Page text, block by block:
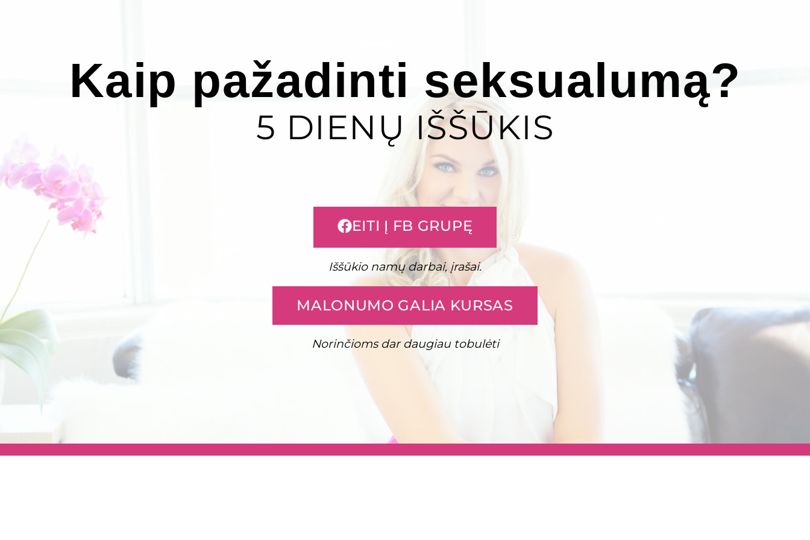
Kaip pažadinti seksualumą?
5 DIENŲ IŠŠŪKIS
EITI Į FB GRUPĘ
Iššūkio namų darbai, įrašai.
MALONUMO GALIA KURSAS
Norinčioms dar daugiau tobulėti